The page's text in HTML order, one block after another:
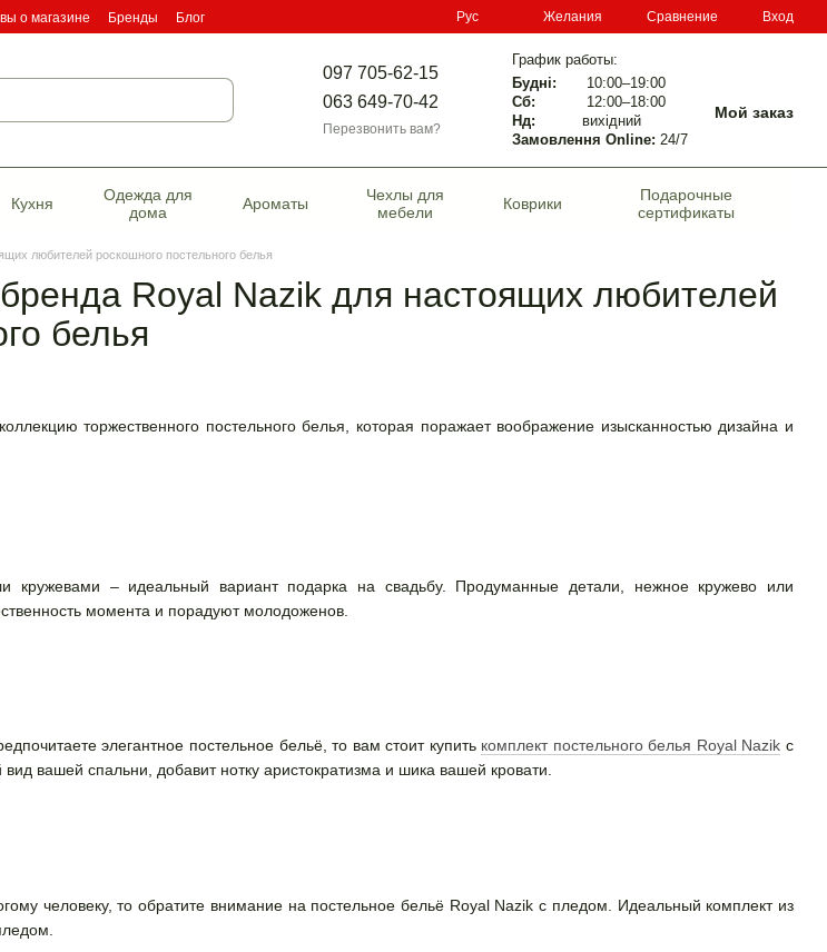
о магазине Бренды
Блог
Рус Желания Сравнение Вход
097 705-62-15
063 649-70-42
Перезвонить вам?
График работы:
Будні:
10:00–19:00
Сб:
12:00–18:00
Нд:
вихідний
Замовлення Online: 24/7
Мой заказ
Кухня
Одежда для
дома
Ароматы
Чехлы для
мебели
Коврики
Подарочные
сертификаты
любителей роскошного постельного белья
бренда Royal Nazik для настоящих любителей
белья
торжественного постельного белья, которая поражает воображение изысканностью дизайна и
кружевами – идеальный вариант подарка на свадьбу. Продуманные детали, нежное кружево или
момента и порадуют молодоженов.
элегантное постельное бельё, то вам стоит купить комплект постельного белья Royal Nazik с
вашей спальни, добавит нотку аристократизма и шика вашей кровати.
человеку, то обратите внимание на постельное бельё Royal Nazik с пледом. Идеальный комплект из